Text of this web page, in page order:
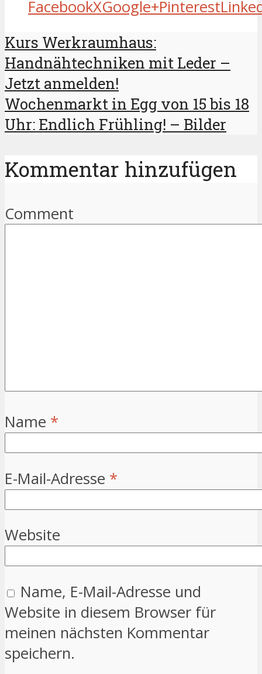
FacebookXGoogle+Pinterest
Kurs Werkraumhaus:
Handnähtechniken mit Leder –
Jetzt anmelden!
Wochenmarkt in Egg von 15 bis 18
Uhr: Endlich Frühling! – Bilder
Kommentar hinzufügen
Comment
Name *
E-Mail-Adresse *
Website
Name, E-Mail-Adresse und
Website in diesem Browser für
meinen nächsten Kommentar
speichern.